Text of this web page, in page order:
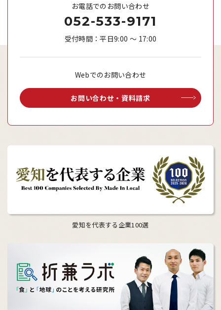
お電話でのお問い合わせ
052-533-9171
受付時間：平日9:00 ～ 17:00
Webでのお問い合わせ
お問い合わせ・資料請求
愛知を代表する企業100選